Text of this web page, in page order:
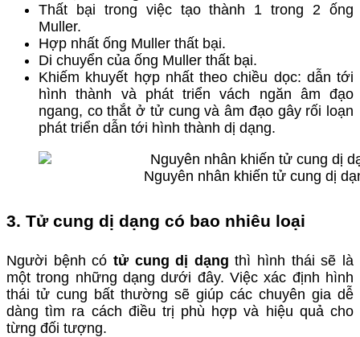
Thất bại trong việc tạo thành 1 trong 2 ống
Muller.
Hợp nhất ống Muller thất bại.
Di chuyển của ống Muller thất bại.
Khiếm khuyết hợp nhất theo chiều dọc: dẫn tới
hình thành và phát triển vách ngăn âm đạo
ngang, co thắt ở tử cung và âm đạo gây rối loạn
phát triển dẫn tới hình thành dị dạng.
Nguyên nhân khiến tử cung dị
3. Tử cung dị dạng có bao nhiêu loại
Người bệnh có tử cung dị dạng thì hình thái sẽ là
một trong những dạng dưới đây. Việc xác định hình
thái tử cung bất thường sẽ giúp các chuyên gia dễ
dàng tìm ra cách điều trị phù hợp và hiệu quả cho
từng đối tượng.